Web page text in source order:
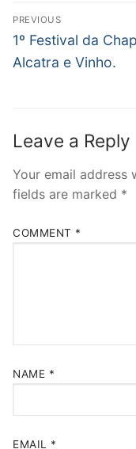
Post
navigation
PREVIOUS
Previous
post:
1º Festival da
Alcatra e Vinho.
Leave a Reply
Your email address
fields are marked *
COMMENT *
NAME *
EMAIL *